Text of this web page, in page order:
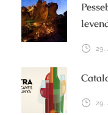
29.
29.